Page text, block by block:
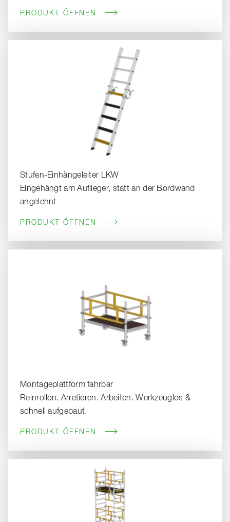
PRODUKT ÖFFNEN
Stufen-Einhängeleiter LKW
Eingehängt am Auflieger, statt an der Bordwand
angelehnt
PRODUKT ÖFFNEN
Montageplattform fahrbar
Reinrollen. Arretieren. Arbeiten. Werkzeuglos &
schnell aufgebaut.
PRODUKT ÖFFNEN